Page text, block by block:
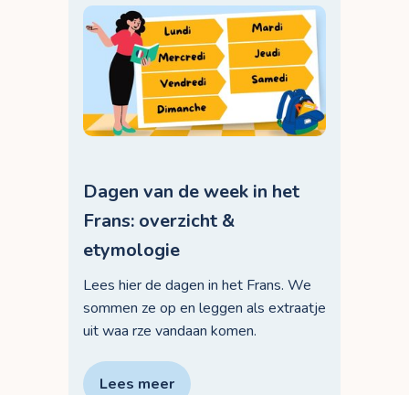
Dagen van de week in het
Frans: overzicht &
etymologie
Lees hier de dagen in het Frans. We
sommen ze op en leggen als extraatje
uit waa rze vandaan komen.
Lees meer